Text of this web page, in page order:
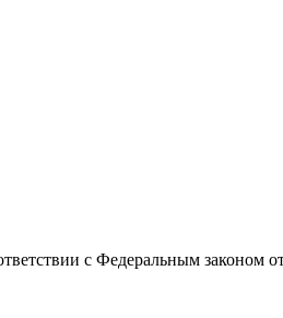
с Федеральным